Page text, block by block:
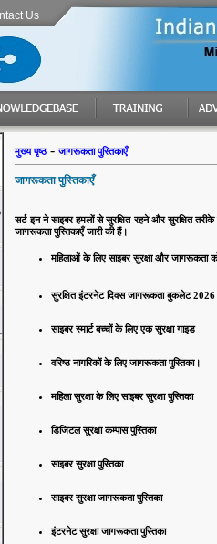
Us
मुख्य पृष्ठ-जागरूकता पुस्तिकाएँ
जागरूकता पुस्तिकाएँ
सर्ट-इन ने साइबर हमलों से सुरक्षित रहने और सुरक्षित
जागरूकता पुस्तिकाएँ जारी की हैं।
महिलाओं के लिए साइबर सुरक्षा और जागरूकता
सुरक्षित इंटरनेट दिवस जागरूकता बुकलेट 2026
साइबर स्मार्ट बच्चों के लिए एक सुरक्षा गाइड
वरिष्ठ नागरिकों के लिए जागरूकता पुस्तिका।
महिला सुरक्षा के लिए साइबर सुरक्षा पुस्तिका
डिजिटल सुरक्षा कम्पास पुस्तिका
साइबर सुरक्षा पुस्तिका
साइबर सुरक्षा जागरूकता पुस्तिका
इंटरनेट सुरक्षा जागरूकता पुस्तिका